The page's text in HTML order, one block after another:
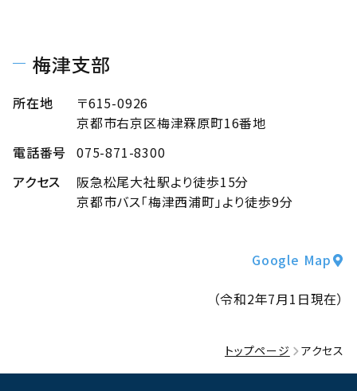
梅津支部
所在地
〒615-0926
京都市右京区梅津罧原町16番地
電話番号 075-871-8300
アクセス
阪急松尾大社駅より徒歩15分
京都市バス「梅津西浦町」より徒歩9分
Google Map
（令和2年7月1日現在）
トップページ アクセス
女性活躍行動計画・情報公表